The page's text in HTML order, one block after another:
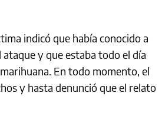
indicó que había conocido a
y que estaba todo el día
En todo momento, el
y hasta denunció que el relato